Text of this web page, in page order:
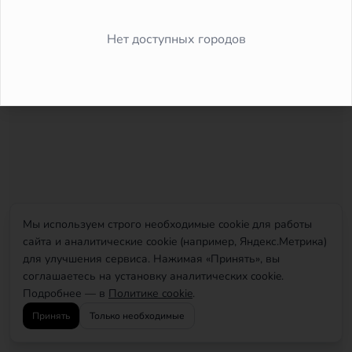
Мы используем строго необходимые cookie для работы
сайта и аналитические cookie (например, Яндекс.Метрика)
для улучшения сервиса. Нажимая «Принять», вы
соглашаетесь на установку аналитических cookie.
Подробнее — в Политике cookie.
Принять Только необходимые
Нет доступных городов